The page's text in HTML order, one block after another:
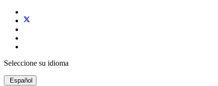
Seleccione su idioma
Español